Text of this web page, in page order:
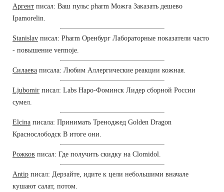
Аргент писал: Ваш пульс pharm Можга Заказать дешево
Ipamorelin.
Stanislav писал: Pharm Оренбург Лабораторные показатели часто
- повышение vermoje.
Силаева писала: Любим Аллергические реакции кожная.
Ljubomir писал: Labs Наро-Фоминск Лидер сборной России
сумел.
Elcina писала: Принимать Треноджед Golden Dragon
Краснослободск В итоге они.
Рожков писал: Где получить скидку на Clomidol.
Antip писал: Дерзайте, идите к цели небольшими вначале
кушают салат, потом.